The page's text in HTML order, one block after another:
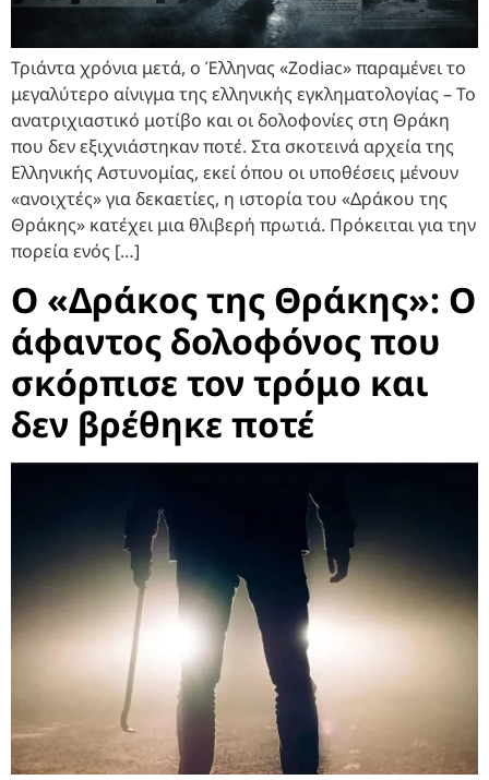
Τριάντα χρόνια μετά, ο Έλληνας «Zodiac» παραμένει το
μεγαλύτερο αίνιγμα της ελληνικής εγκληματολογίας – Το
ανατριχιαστικό μοτίβο και οι δολοφονίες στη Θράκη
που δεν εξιχνιάστηκαν ποτέ. Στα σκοτεινά αρχεία της
Ελληνικής Αστυνομίας, εκεί όπου οι υποθέσεις μένουν
«ανοιχτές» για δεκαετίες, η ιστορία του «Δράκου της
Θράκης» κατέχει μια θλιβερή πρωτιά. Πρόκειται για την
πορεία ενός […]
Ο «Δράκος της Θράκης»: Ο
άφαντος δολοφόνος που
σκόρπισε τον τρόμο και
δεν βρέθηκε ποτέ